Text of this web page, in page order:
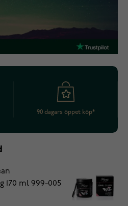
90 dagars öppet köp*
170 ml 999-005